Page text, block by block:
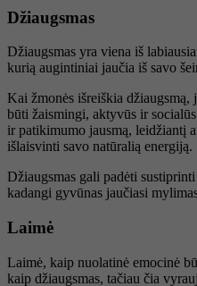
Džiaugsmas
Džiaugsmas yra viena iš
kurią augintiniai jaučia iš savo
Kai žmonės išreiškia
būti žaismingi, aktyvūs ir
ir patikimumo jausmą, leidžiantį
išlaisvinti savo natūralią energiją.
Džiaugsmas gali padėti
kadangi gyvūnas jaučiasi
Laimė
Laimė, kaip nuolatinė emocinė
kaip džiaugsmas, tačiau čia